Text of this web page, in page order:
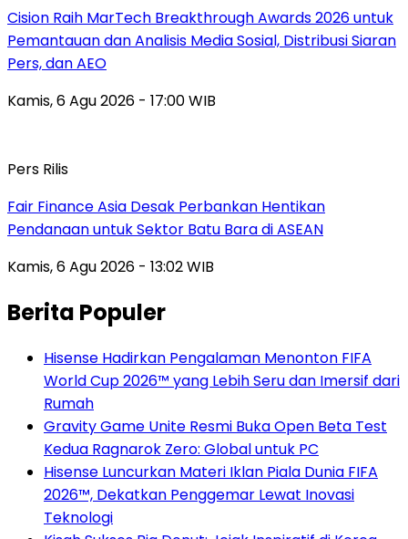
Cision Raih MarTech Breakthrough Awards 2026 untuk
Pemantauan dan Analisis Media Sosial, Distribusi Siaran
Pers, dan AEO
Kamis, 6 Agu 2026 - 17:00 WIB
Pers Rilis
Fair Finance Asia Desak Perbankan Hentikan
Pendanaan untuk Sektor Batu Bara di ASEAN
Kamis, 6 Agu 2026 - 13:02 WIB
Berita Populer
Hisense Hadirkan Pengalaman Menonton FIFA
World Cup 2026™ yang Lebih Seru dan Imersif dari
Rumah
Gravity Game Unite Resmi Buka Open Beta Test
Kedua Ragnarok Zero: Global untuk PC
Hisense Luncurkan Materi Iklan Piala Dunia FIFA
2026™, Dekatkan Penggemar Lewat Inovasi
Teknologi